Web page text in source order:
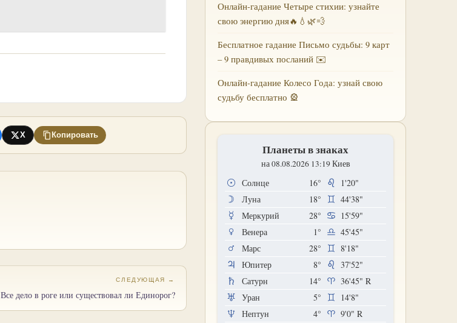
X Копировать
СЛЕДУЮЩАЯ →
Все дело в роге или существовал ли Единорог?
Онлайн-гадание Четыре стихии: узнайте
свою энергию дня🔥💧🌿💨
Бесплатное гадание Письмо судьбы: 9 карт
– 9 правдивых посланий ✉️
Онлайн-гадание Колесо Года: узнай свою
судьбу бесплатно 🎡
Планеты в знаках
на 08.08.2026 13:19 Киев
Солнце 16°
1'20"
Луна
18°
44'38"
Меркурий
28°
15'59"
Венера
1°
45'45"
Марс
28°
8'18"
Юпитер
8°
37'52"
Сатурн
14° 36'45" R
Уран
5°
14'8"
Нептун
4° 9'0" R